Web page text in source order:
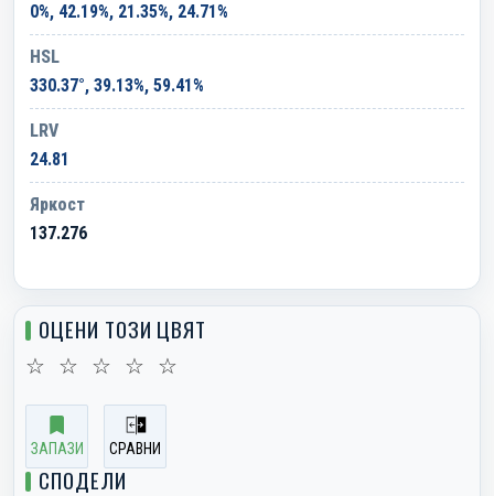
0%, 42.19%, 21.35%, 24.71%
HSL
330.37°, 39.13%, 59.41%
LRV
24.81
Яркост
137.276
ОЦЕНИ ТОЗИ ЦВЯТ
☆ ☆ ☆ ☆ ☆
ЗАПАЗИ СРАВНИ
СПОДЕЛИ